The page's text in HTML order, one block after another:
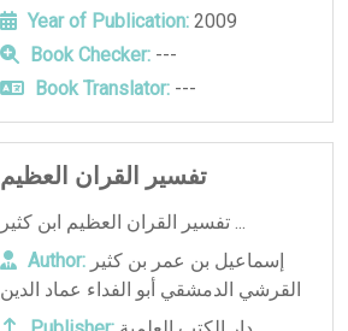
Year of Publication:2009
Book Checker:---
Book Translator:---
تفسير القران العظيم
تفسير القران العظيم ابن كثير ...
Author: إسماعيل بن عمر بن كثير
القرشي الدمشقي أبو الفداء عماد الدين